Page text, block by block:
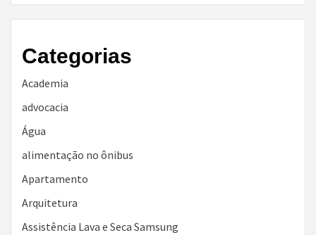
Categorias
Academia
advocacia
Água
alimentação no ônibus
Apartamento
Arquitetura
Assistência Lava e Seca Samsung